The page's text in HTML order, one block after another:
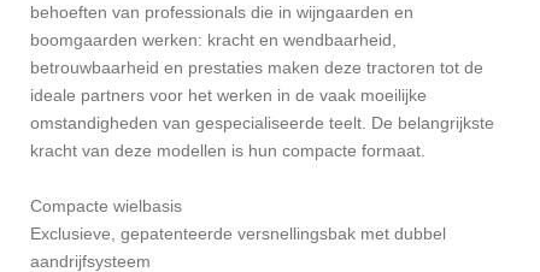
behoeften van professionals die in wijngaarden en
boomgaarden werken: kracht en wendbaarheid,
betrouwbaarheid en prestaties maken deze tractoren tot de
ideale partners voor het werken in de vaak moeilijke
omstandigheden van gespecialiseerde teelt. De belangrijkste
kracht van deze modellen is hun compacte formaat.
Compacte wielbasis
Exclusieve, gepatenteerde versnellingsbak met dubbel
aandrijfsysteem